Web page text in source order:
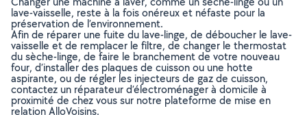
lave-vaisselle, reste à la fois onéreux et néfaste pour la
préservation de l’environnement.
Afin de réparer une fuite du lave-linge, de déboucher le lave-
vaisselle et de remplacer le filtre, de changer le thermostat
du sèche-linge, de faire le branchement de votre nouveau
four, d’installer des plaques de cuisson ou une hotte
aspirante, ou de régler les injecteurs de gaz de cuisson,
contactez un réparateur d’électroménager à domicile à
proximité de chez vous sur notre plateforme de mise en
relation AlloVoisins.